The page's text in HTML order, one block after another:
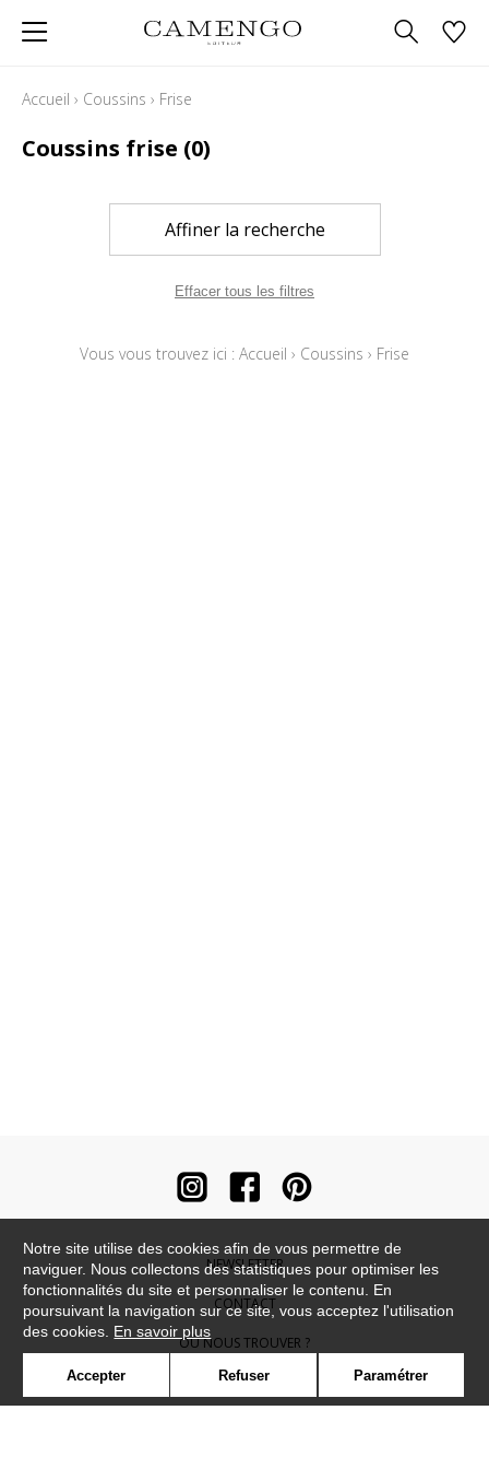
Accueil › Coussins › Frise
Coussins frise (0)
Affiner la recherche
Effacer tous les filtres
Vous vous trouvez ici : Accueil › Coussins › Frise
NEWSLETTER
CONTACT
OÙ NOUS TROUVER ?
CONTRACT
Notre site utilise des cookies afin de vous permettre de
naviguer. Nous collectons des statistiques pour optimiser les
fonctionnalités du site et personnaliser le contenu. En
poursuivant la navigation sur ce site, vous acceptez l'utilisation
des cookies. En savoir plus
Accepter Refuser Paramétrer